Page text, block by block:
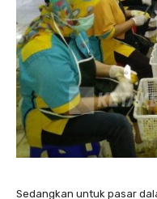
Sedangkan untuk pasar